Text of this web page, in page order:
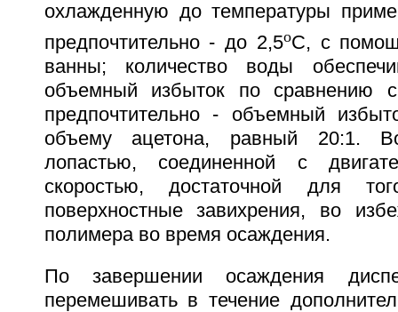
охлажденную до температуры
предпочтительно - до 2,5oС, с
ванны; количество воды
объемный избыток по сравнению
предпочтительно - объемный
объему ацетона, равный 20:1.
лопастью, соединенной с
скоростью, достаточной для
поверхностные завихрения, во
полимера во время осаждения.
По завершении осаждения
перемешивать в течение